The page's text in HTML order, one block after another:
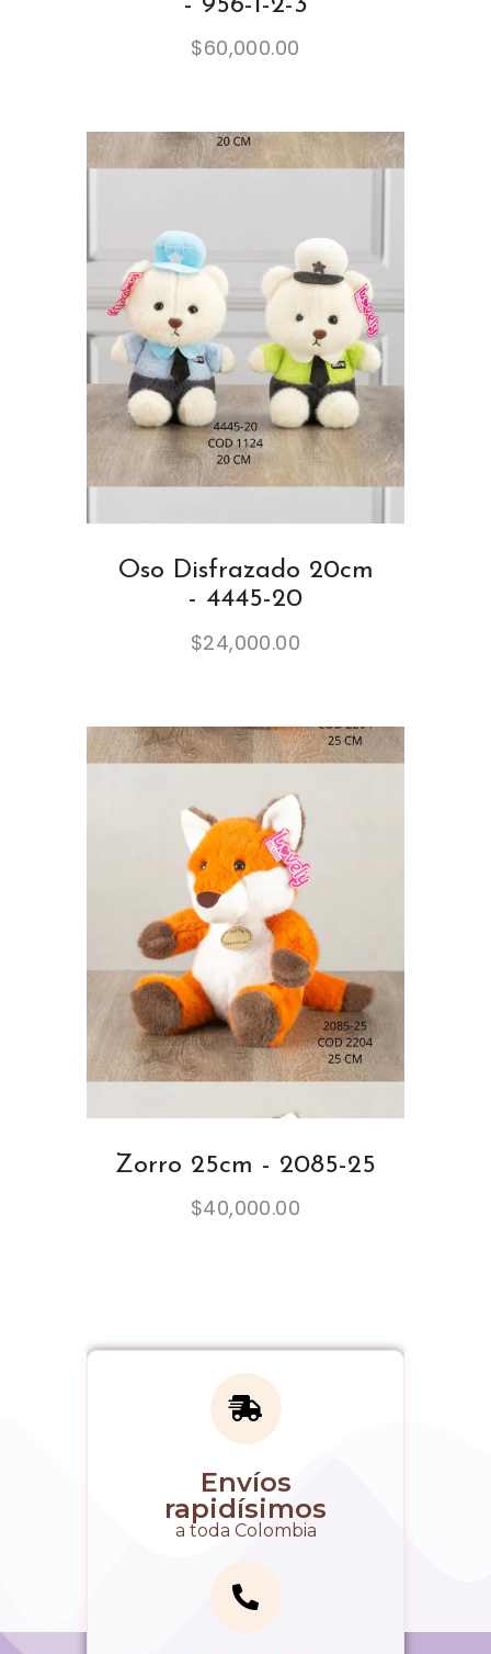
$60,000.00
Oso Disfrazado 20cm
- 4445-20
$24,000.00
Zorro 25cm - 2085-25
$40,000.00
Envíos
rapidísimos
a toda Colombia